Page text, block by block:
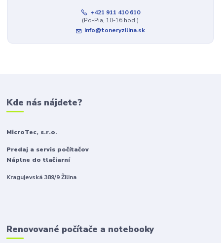
+421 911 410 610
(Po-Pia, 10-16 hod.)
info@toneryzilina.sk
Kde nás nájdete?
MicroTec, s.r.o.
Predaj a servis počítačov
Náplne do tlačiarní
Kragujevská 389/9 Žilina
Renovované počítače a notebooky